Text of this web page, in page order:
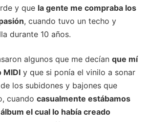
y que la gente me compraba los
, cuando tuvo un techo y
durante 10 años.
algunos que me decían que mí
MIDI y que si ponía el vinilo a sonar
los subidones y bajones que
cuando casualmente estábamos
el cual lo había creado